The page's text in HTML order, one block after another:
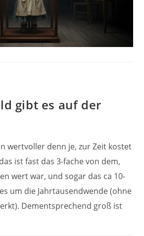
gibt es auf der
wertvoller denn je, zur Zeit kostet
ist fast das 3-fache von dem,
wert war, und sogar das ca 10-
um die Jahrtausendwende (ohne
Dementsprechend groß ist